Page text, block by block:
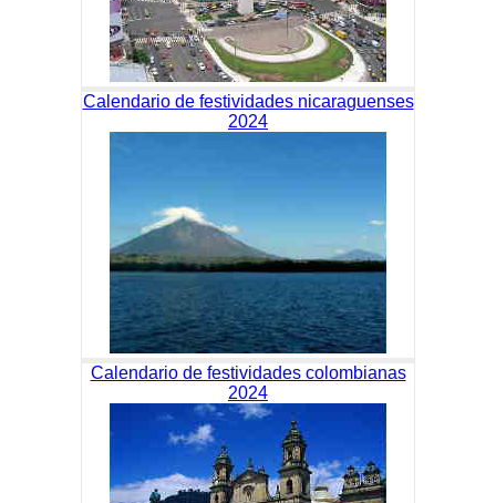
Calendario de festividades nicaraguenses
2024
Calendario de festividades colombianas
2024